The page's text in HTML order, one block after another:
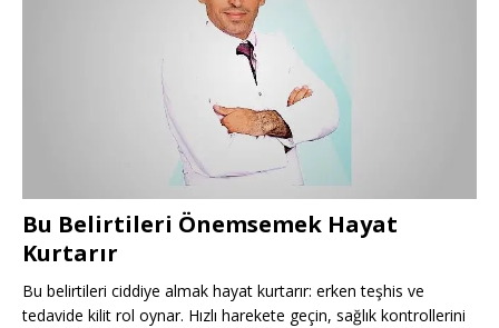
Bu Belirtileri Önemsemek Hayat
Kurtarır
Bu belirtileri ciddiye almak hayat kurtarır: erken teşhis ve
tedavide kilit rol oynar. Hızlı harekete geçin, sağlık kontrollerini